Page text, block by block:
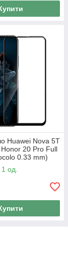
Huawei Nova 5T
20 Pro Full
0.33 mm)
од.